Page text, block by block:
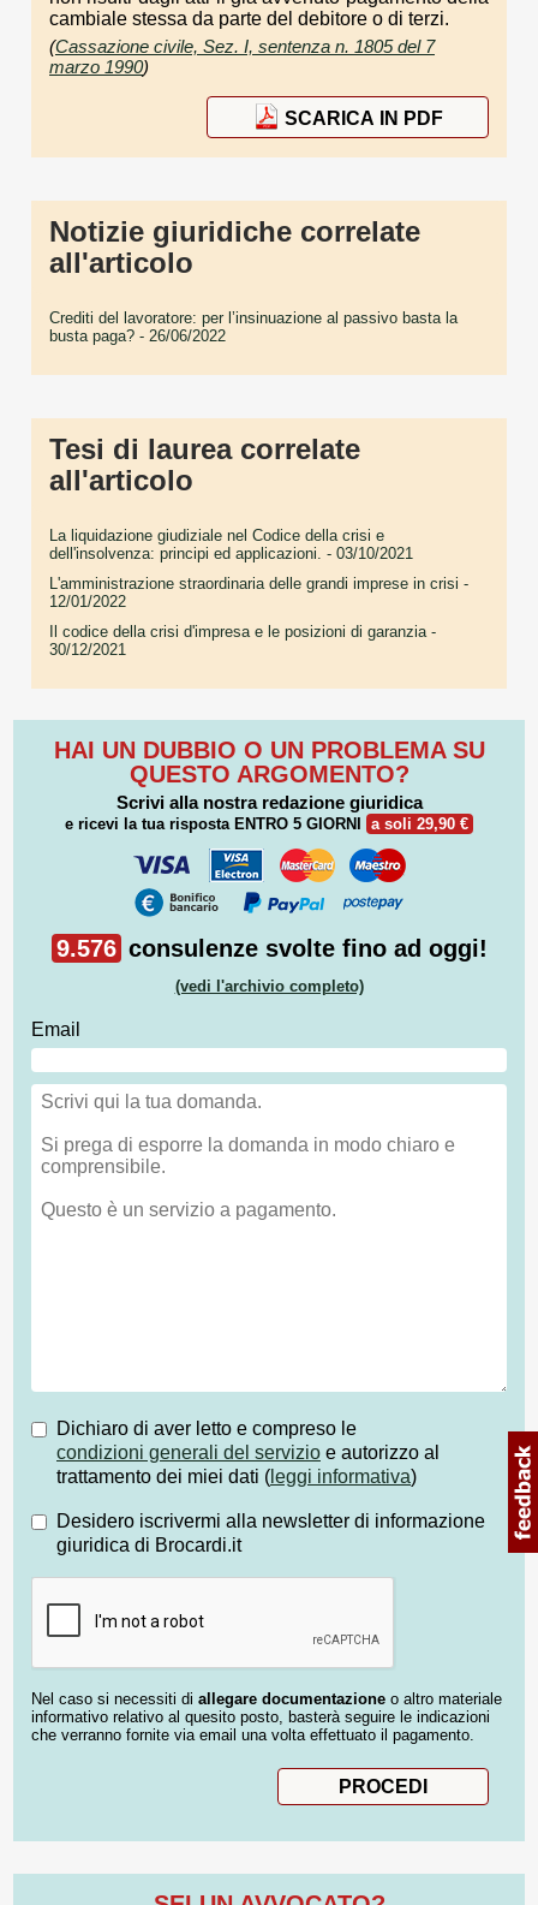
cambiale stessa da parte del debitore o di terzi.
(Cassazione civile, Sez. I, sentenza n. 1805 del 7
marzo 1990)
SCARICA IN PDF
Notizie giuridiche correlate
all'articolo
Crediti del lavoratore: per l’insinuazione al passivo basta la
busta paga? - 26/06/2022
Tesi di laurea correlate
all'articolo
La liquidazione giudiziale nel Codice della crisi e
dell'insolvenza: principi ed applicazioni. - 03/10/2021
L'amministrazione straordinaria delle grandi imprese in crisi -
12/01/2022
Il codice della crisi d'impresa e le posizioni di garanzia -
30/12/2021
HAI UN DUBBIO O UN PROBLEMA SU
QUESTO ARGOMENTO?
Scrivi alla nostra redazione giuridica
e ricevi la tua risposta ENTRO 5 GIORNI a soli 29,90 €
9.576 consulenze svolte fino ad oggi!
(vedi l'archivio completo)
Email
Dichiaro di aver letto e compreso le
condizioni generali del servizio e autorizzo al
trattamento dei miei dati ( leggi informativa)
Desidero iscrivermi alla newsletter di informazione
giuridica di Brocardi.it
Nel caso si necessiti di allegare documentazione o altro materiale
informativo relativo al quesito posto, basterà seguire le indicazioni
che verranno fornite via email una volta effettuato il pagamento.